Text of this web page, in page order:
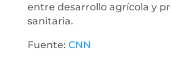
entre desarrollo agrícola y
sanitaria.
Fuente: CNN